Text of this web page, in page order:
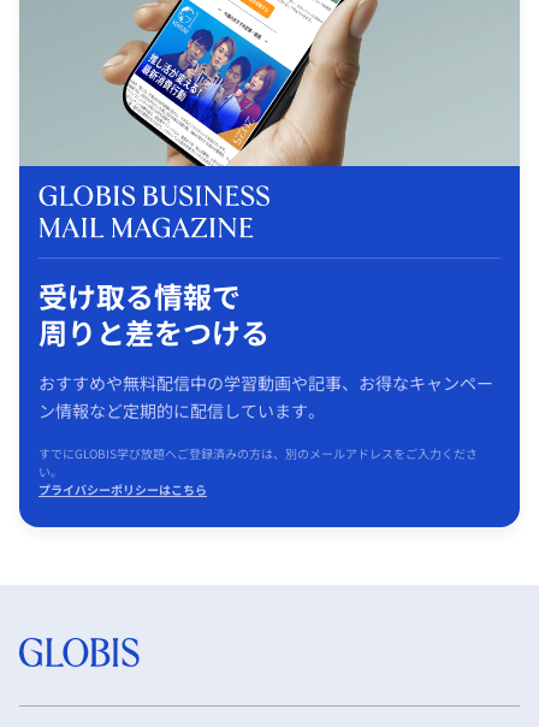
受け取る情報で
周りと差をつける
おすすめや無料配信中の学習動画や記事、お得なキャンペー
ン情報など定期的に配信しています。
すでにGLOBIS学び放題へご登録済みの方は、別のメールアドレスをご入力くださ
い。
プライバシーポリシーはこちら